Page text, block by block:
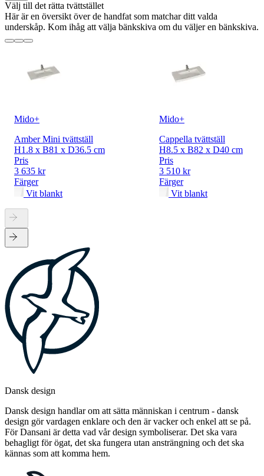
Välj till det rätta tvättstället
Här är en översikt över de handfat som matchar ditt valda
underskåp. Kom ihåg att välja bänkskiva om du väljer en bänkskiva.
Mido+
Amber Mini tvättställ
H1.8 x B81 x D36.5 cm
Pris
3 635 kr
Färger
Vit blankt
Mido+
Cappella tvättställ
H8.5 x B82 x D40 cm
Pris
3 510 kr
Färger
Vit blankt
Dansk design
Dansk design handlar om att sätta människan i centrum - dansk
design gör vardagen enklare och den är vacker och enkel att se på.
För Dansani är detta vad vår design symboliserar. Det ska vara
behagligt för ögat, det ska fungera utan ansträngning och det ska
kännas som att komma hem.